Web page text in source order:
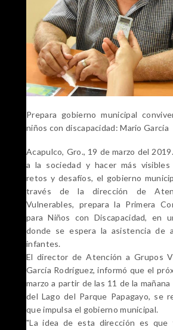
Prepara gobierno municipal
niños con discapacidad: Mario García
Acapulco, Gro., 19 de marzo del
a la sociedad y hacer más visibles
retos y desafíos, el gobierno
través de la dirección de
Vulnerables, prepara la Primera
para Niños con Discapacidad, en
donde se espera la asistencia de
infantes.
El director de Atención a Grupos
García Rodríguez, informó que el
marzo a partir de las 11 de la
del Lago del Parque Papagayo, se
que impulsa el gobierno municipal.
"La idea de esta dirección es que